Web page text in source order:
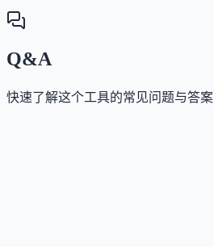
Q&A
快速了解这个工具的常见问题与答案